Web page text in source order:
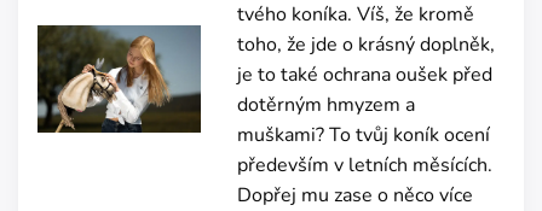
tvého koníka. Víš, že kromě
toho, že jde o krásný doplněk,
je to také ochrana oušek před
dotěrným hmyzem a
muškami? To tvůj koník ocení
především v letních měsících.
Dopřej mu zase o něco více